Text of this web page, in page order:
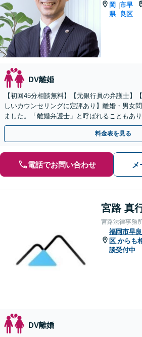
岡
県
|市早
良区
DV離婚
【初回45分相談無料】【元銀行員の弁護士】
しいカウンセリングに定評あり】離婚・男女
ました。「離婚弁護士」と呼ばれることもあ
ず、気軽に相談して暗い日々から解放されま
料金表を見る
電話でお問い合わせ
宮路 真
宮路法律事務
福岡市早良
区 からも
談受付中
DV離婚